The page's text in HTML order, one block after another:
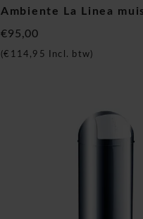
Ambiente La Linea
€95,00
(€114,95 Incl. btw)